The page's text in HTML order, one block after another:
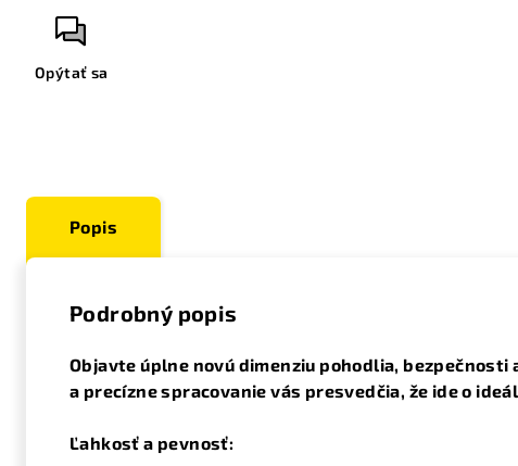
Opýtať sa
Popis
Podrobný popis
Objavte úplne novú dimenziu pohodlia,
a precízne spracovanie vás presvedčia, že ide o
Ľahkosť a pevnosť: